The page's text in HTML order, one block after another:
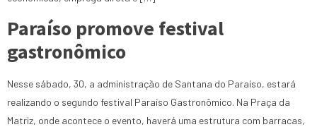
Paraíso promove festival
gastronômico
Nesse sábado, 30, a administração de Santana do Paraíso, estará
realizando o segundo festival Paraíso Gastronômico. Na Praça da
Matriz, onde acontece o evento, haverá uma estrutura com barracas,